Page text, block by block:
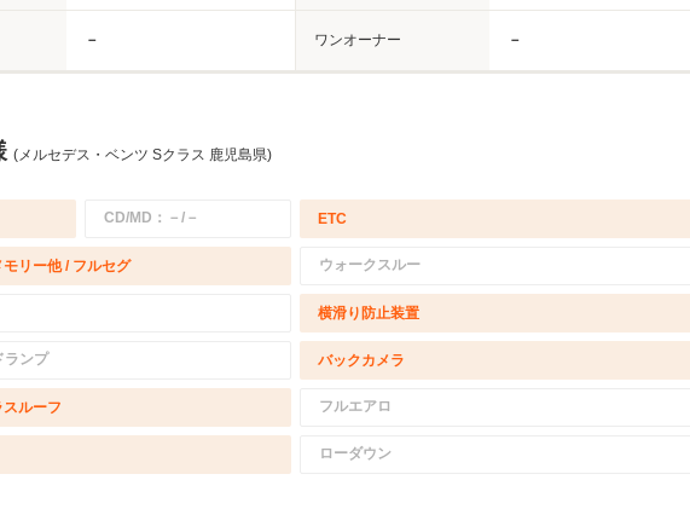
－ ワンオーナー －
(メルセデス・ベンツ Sクラス 鹿児島県)
CD/MD：－/－ ETC
リー他 / フルセグ ウォークスルー
横滑り防止装置
ランプ バックカメラ
ルーフ フルエアロ
ローダウン